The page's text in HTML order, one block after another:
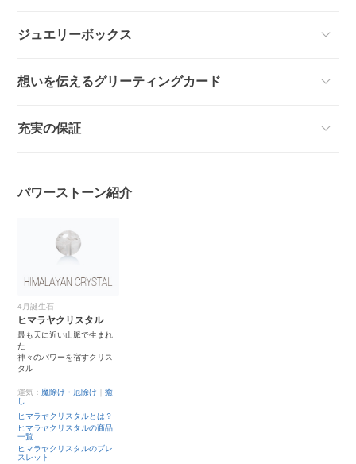
ジュエリーボックス
想いを伝えるグリーティングカード
充実の保証
パワーストーン紹介
4月誕生石
ヒマラヤクリスタル
最も天に近い山脈で生まれ
た
神々のパワーを宿すクリス
タル
運気： 魔除け・厄除け ｜癒
し
ヒマラヤクリスタルとは？
ヒマラヤクリスタルの商品
一覧
ヒマラヤクリスタルのブレ
スレット